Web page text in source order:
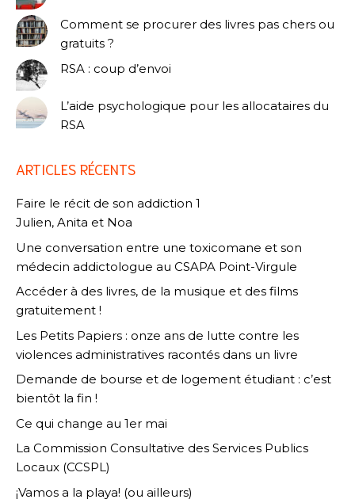
Comment se procurer des livres pas chers ou
gratuits ?
RSA : coup d’envoi
L’aide psychologique pour les allocataires du
RSA
ARTICLES RÉCENTS
Faire le récit de son addiction 1
Julien, Anita et Noa
Une conversation entre une toxicomane et son
médecin addictologue au CSAPA Point-Virgule
Accéder à des livres, de la musique et des films
gratuitement !
Les Petits Papiers : onze ans de lutte contre les
violences administratives racontés dans un livre
Demande de bourse et de logement étudiant : c’est
bientôt la fin !
Ce qui change au 1er mai
La Commission Consultative des Services Publics
Locaux (CCSPL)
¡Vamos a la playa! (ou ailleurs)